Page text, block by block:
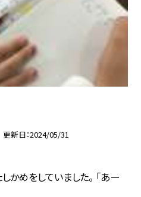
更新日 2024/05/31
かめをしていました。 「あー